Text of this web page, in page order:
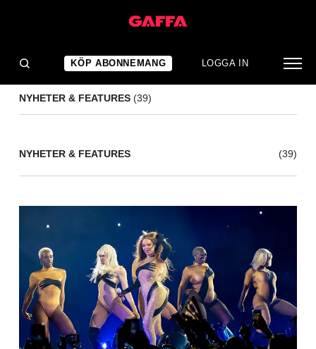
KÖP ABONNEMANG LOGGA IN
NYHETER & FEATURES (39)
NYHETER & FEATURES (39)